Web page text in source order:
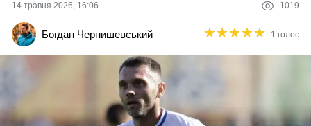
2 ліга
Різне
14 травня 2026, 16:06 1019
Богдан Чернишевський ★★★★★
★★★★★ 1 голос